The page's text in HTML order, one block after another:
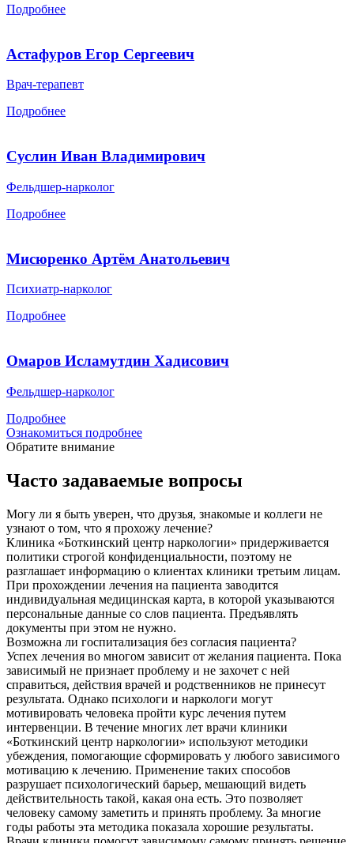
Подробнее
Астафуров Егор Сергеевич
Врач-терапевт
Подробнее
Суслин Иван Владимирович
Фельдшер-нарколог
Подробнее
Мисюренко Артём Анатольевич
Психиатр-нарколог
Подробнее
Омаров Исламутдин Хадисович
Фельдшер-нарколог
Подробнее
Ознакомиться подробнее
Обратите внимание
Часто задаваемые вопросы
Могу ли я быть уверен, что друзья, знакомые и коллеги не
узнают о том, что я прохожу лечение?
Клиника «Боткинский центр наркологии» придерживается
политики строгой конфиденциальности, поэтому не
разглашает информацию о клиентах клиники третьим лицам.
При прохождении лечения на пациента заводится
индивидуальная медицинская карта, в которой указываются
персональные данные со слов пациента. Предъявлять
документы при этом не нужно.
Возможна ли госпитализация без согласия пациента?
Успех лечения во многом зависит от желания пациента. Пока
зависимый не признает проблему и не захочет с ней
справиться, действия врачей и родственников не принесут
результата. Однако психологи и наркологи могут
мотивировать человека пройти курс лечения путем
интервенции. В течение многих лет врачи клиники
«Боткинский центр наркологии» используют методики
убеждения, помогающие сформировать у любого зависимого
мотивацию к лечению. Применение таких способов
разрушает психологический барьер, мешающий видеть
действительность такой, какая она есть. Это позволяет
человеку самому заметить и принять проблему. За многие
годы работы эта методика показала хорошие результаты.